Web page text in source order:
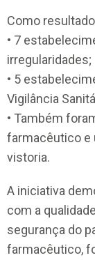
Como
• 7
irregularidades;
• 5
Vigilância
• Também
farmacêutico e
vistoria.
A iniciativa
com a
segurança do
farmacêutico,